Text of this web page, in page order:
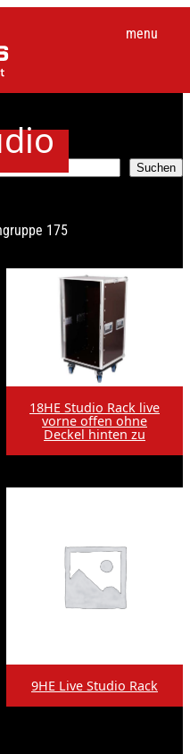
menu
Suchen
175
18HE Studio Rack live
vorne offen ohne
Deckel hinten zu
9HE Live Studio Rack